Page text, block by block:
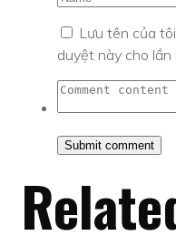
Lưu tên của
duyệt này cho